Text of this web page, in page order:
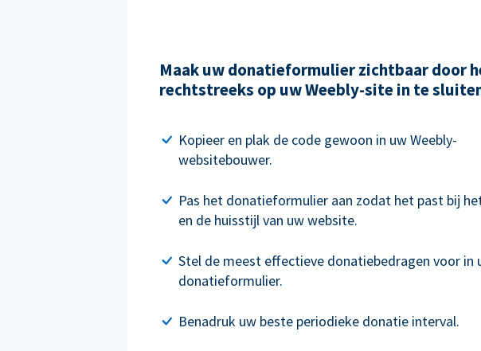
Maak uw donatieformulier zichtbaar door
rechtstreeks op uw Weebly-site in te
Kopieer en plak de code gewoon in uw Weebly-
websitebouwer.
Pas het donatieformulier aan zodat het past bij
en de huisstijl van uw website.
Stel de meest effectieve donatiebedragen voor in
donatieformulier.
Benadruk uw beste periodieke donatie interval.